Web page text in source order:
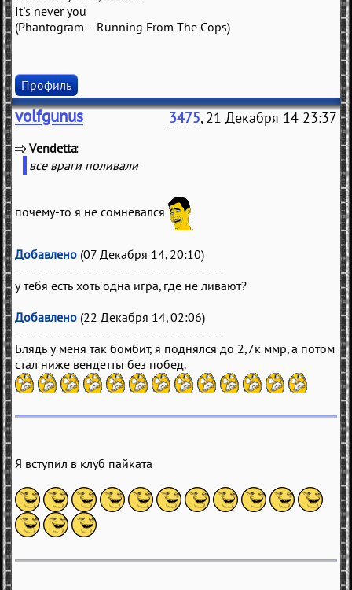
It's never you
(Phantogram – Running From The Cops)
Профиль
volfgunus 3475, 21 Декабря 14 23:37
Vendetta
все враги поливали
почему-то я не сомневался
Добавлено (07 Декабря 14, 20:10)
---------------------------------------------
у тебя есть хоть одна игра, где не ливают?
Добавлено (22 Декабря 14, 02:06)
---------------------------------------------
Блядь у меня так бомбит, я поднялся до 2,7к ммр, а потом
стал ниже вендетты без побед.
Я вступил в клуб пайката